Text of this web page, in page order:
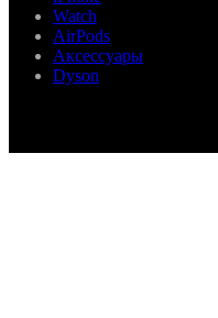
Watch
AirPods
Аксессуары
Dyson